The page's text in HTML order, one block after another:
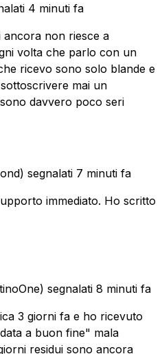
4 minuti fa
ancora non riesce a
volta che parlo con un
ricevo sono solo blande e
mai un
davvero poco seri
segnalati 7 minuti fa
immediato. Ho scritto
segnalati 8 minuti fa
3 giorni fa e ho ricevuto
a buon fine" mala
residui sono ancora